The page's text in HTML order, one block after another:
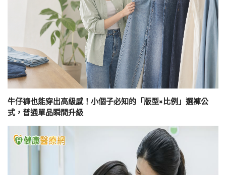
牛仔褲也能穿出高級感！小個子必知的「版型×比例」選褲公
式，普通單品瞬間升級